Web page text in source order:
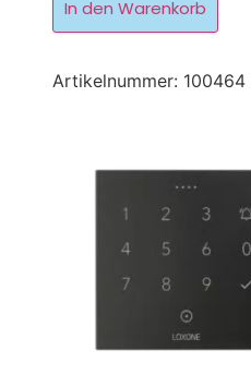
In den Warenkorb
Artikelnummer: 100464